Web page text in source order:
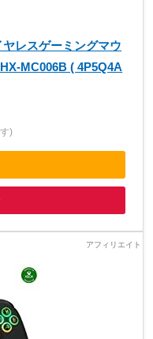
レスゲーミングマウ
MC006B ( 4P5Q4A
)